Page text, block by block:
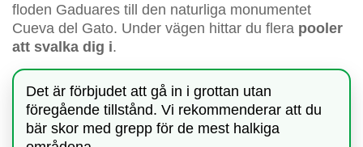
floden Gaduares till den naturliga monumentet
Cueva del Gato. Under vägen hittar du flera pooler
att svalka dig i.
Det är förbjudet att gå in i grottan utan
föregående tillstånd. Vi rekommenderar att du
bär skor med grepp för de mest halkiga